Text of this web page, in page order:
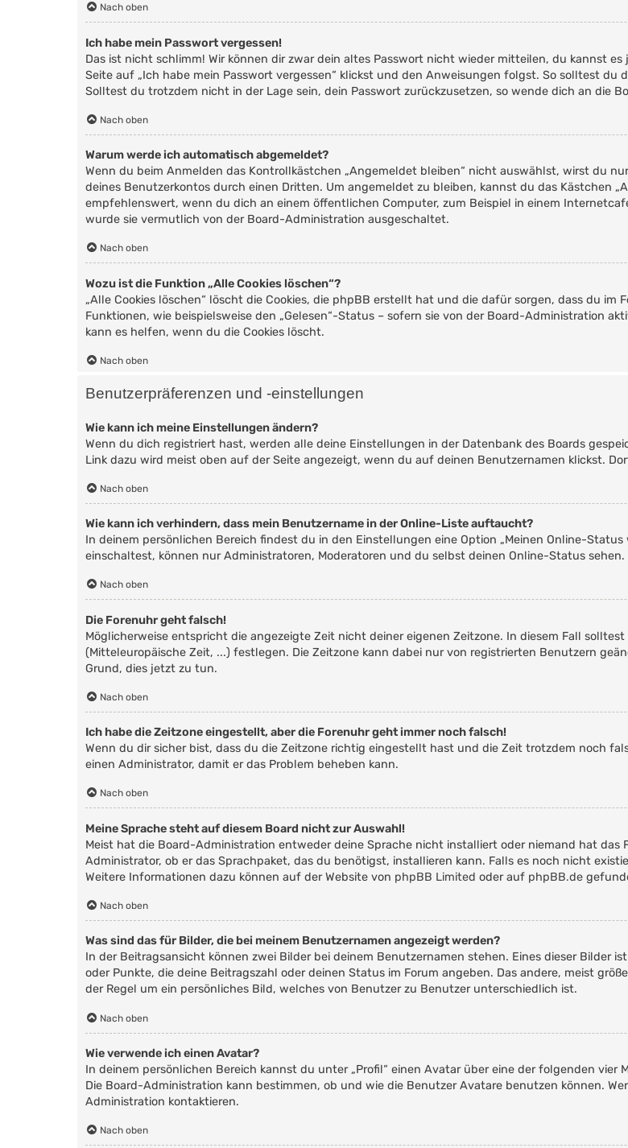
Nach oben
Ich habe mein Passwort vergessen!
Das ist nicht schlimm! Wir können dir zwar dein altes Passwort nicht wieder mitteilen, du kannst
Seite auf „Ich habe mein Passwort vergessen“ klickst und den Anweisungen folgst. So solltest du
Solltest du trotzdem nicht in der Lage sein, dein Passwort zurückzusetzen, so wende dich an die
Nach oben
Warum werde ich automatisch abgemeldet?
Wenn du beim Anmelden das Kontrollkästchen „Angemeldet bleiben“ nicht auswählst, wirst du
deines Benutzerkontos durch einen Dritten. Um angemeldet zu bleiben, kannst du das Kästchen
empfehlenswert, wenn du dich an einem öffentlichen Computer, zum Beispiel in einem
wurde sie vermutlich von der Board-Administration ausgeschaltet.
Nach oben
Wozu ist die Funktion „Alle Cookies löschen“?
„Alle Cookies löschen“ löscht die Cookies, die phpBB erstellt hat und die dafür sorgen, dass du
Funktionen, wie beispielsweise den „Gelesen“-Status – sofern sie von der Board-Administration
kann es helfen, wenn du die Cookies löscht.
Nach oben
Benutzerpräferenzen und -einstellungen
Wie kann ich meine Einstellungen ändern?
Wenn du dich registriert hast, werden alle deine Einstellungen in der Datenbank des Boards
Link dazu wird meist oben auf der Seite angezeigt, wenn du auf deinen Benutzernamen klickst.
Nach oben
Wie kann ich verhindern, dass mein Benutzername in der Online-Liste auftaucht?
In deinem persönlichen Bereich findest du in den Einstellungen eine Option „Meinen Online-
einschaltest, können nur Administratoren, Moderatoren und du selbst deinen Online-Status
Nach oben
Die Forenuhr geht falsch!
Möglicherweise entspricht die angezeigte Zeit nicht deiner eigenen Zeitzone. In diesem Fall
(Mitteleuropäische Zeit, ...) festlegen. Die Zeitzone kann dabei nur von registrierten Benutzern
Grund, dies jetzt zu tun.
Nach oben
Ich habe die Zeitzone eingestellt, aber die Forenuhr geht immer noch falsch!
Wenn du dir sicher bist, dass du die Zeitzone richtig eingestellt hast und die Zeit trotzdem noch
einen Administrator, damit er das Problem beheben kann.
Nach oben
Meine Sprache steht auf diesem Board nicht zur Auswahl!
Meist hat die Board-Administration entweder deine Sprache nicht installiert oder niemand hat das
Administrator, ob er das Sprachpaket, das du benötigst, installieren kann. Falls es noch nicht
Weitere Informationen dazu können auf der Website von phpBB Limited oder auf phpBB.de
Nach oben
Was sind das für Bilder, die bei meinem Benutzernamen angezeigt werden?
In der Beitragsansicht können zwei Bilder bei deinem Benutzernamen stehen. Eines dieser Bilder
oder Punkte, die deine Beitragszahl oder deinen Status im Forum angeben. Das andere, meist
der Regel um ein persönliches Bild, welches von Benutzer zu Benutzer unterschiedlich ist.
Nach oben
Wie verwende ich einen Avatar?
In deinem persönlichen Bereich kannst du unter „Profil“ einen Avatar über eine der folgenden vier
Die Board-Administration kann bestimmen, ob und wie die Benutzer Avatare benutzen können.
Administration kontaktieren.
Nach oben